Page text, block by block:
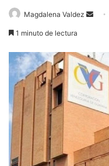
Magdalena Valdez
Send
1 minuto de lectura